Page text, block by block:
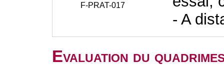
F-PRAT-017
- A
Evaluation du